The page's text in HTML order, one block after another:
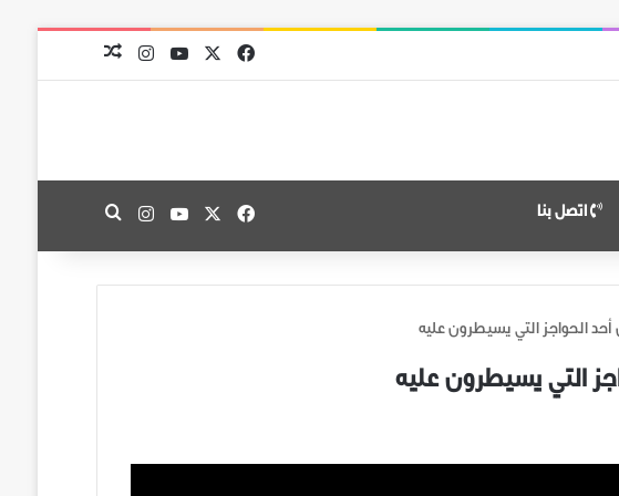
فيسبوك
‫X
‫YouTubeانستقراممقال عشوائي
اتصل بنا فيسبوك
‫X
‫YouTubeانستقرامبحث عن
الحواجز التي يسيطرون عليه
التي يسيطرون عليه